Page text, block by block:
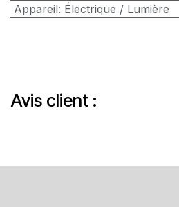
Appareil: Électrique / Lumière
Avis client :